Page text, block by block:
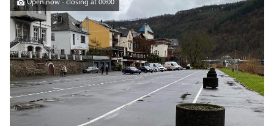
Open now - closing at 00:00